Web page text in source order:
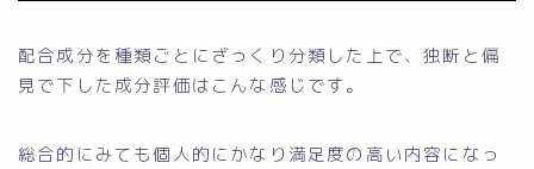
配合成分を種類ごとにざっくり分類した上で、独断と偏
見で下した成分評価はこんな感じです。
総合的にみても個人的にかなり満足度の高い内容になっ